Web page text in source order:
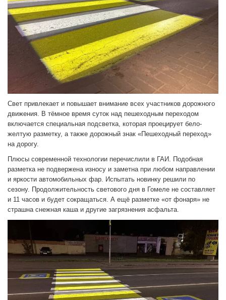
Свет привлекает и повышает внимание всех участников дорожного
движения. В тёмное время суток над пешеходным переходом
включается специальная подсветка, которая проецирует бело-
желтую разметку, а также дорожный знак «Пешеходный переход»
на дорогу.
Плюсы современной технологии перечислили в ГАИ. Подобная
разметка не подвержена износу и заметна при любом направлении
и яркости автомобильных фар. Испытать новинку решили по
сезону. Продолжительность светового дня в Гомеле не составляет
и 11 часов и будет сокращаться. А ещё разметке «от фонаря» не
страшна снежная каша и другие загрязнения асфальта.